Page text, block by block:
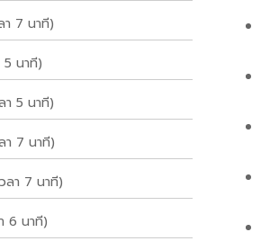
า 7 นาที)
5 นาที)
า 5 นาที)
า 7 นาที)
ลา 7 นาที)
6 นาที)